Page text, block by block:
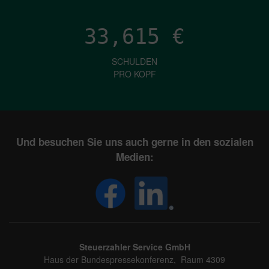
33,615 €
SCHULDEN
PRO KOPF
Und besuchen Sie uns auch gerne in den sozialen
Medien:
Steuerzahler Service GmbH
Haus der Bundespressekonferenz, Raum 4309